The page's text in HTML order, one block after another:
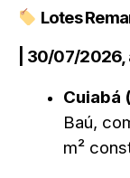
Lotes
| 30/07/2026,
Cuiabá
Baú,
m²